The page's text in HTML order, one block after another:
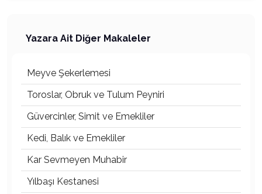
Yazara Ait Diğer Makaleler
Meyve Şekerlemesi
Toroslar, Obruk ve Tulum Peyniri
Güvercinler, Simit ve Emekliler
Kedi, Balık ve Emekliler
Kar Sevmeyen Muhabir
Yılbaşı Kestanesi